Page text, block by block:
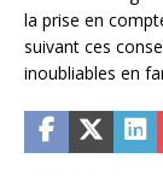
la prise en
suivant ces
inoubliables en